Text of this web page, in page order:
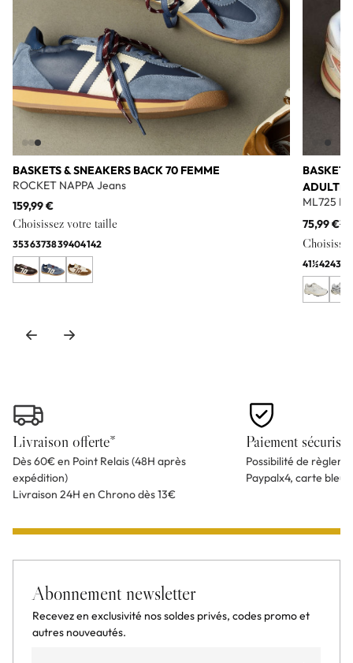
BASKETS & SNEAKERS BACK 70 FEMME
ROCKET NAPPA Jeans
159,99 €
Choisissez votre taille
3536373839404142
ADULTE
ML725
75,99 €
41½4243
Livraison offerte*
Dès 60€ en Point Relais (48H après
expédition)
Livraison 24H en Chrono dès 13€
Paiement sécurisé
Possibilité de
Paypalx4, carte
Abonnement newsletter
Recevez en exclusivité nos soldes privés, codes promo et
autres nouveautés.